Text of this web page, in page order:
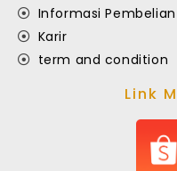
Informasi Pembelian
Karir
term and condition
Link